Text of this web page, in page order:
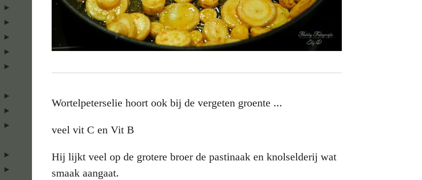
Wortelpeterselie hoort ook bij de vergeten groente ...
veel vit C en Vit B
Hij lijkt veel op de grotere broer de pastinaak en knolselderij wat
smaak aangaat.